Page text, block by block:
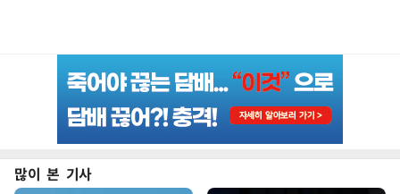
많이 본 기사